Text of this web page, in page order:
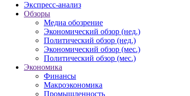
Экспресс-анализ
Обзоры
Медиа обозрение
Экономический обзор (нед.)
Политический обзор (нед.)
Экономический обзор (мес.)
Политический обзор (мес.)
Экономика
Финансы
Макроэкономика
Промышленность